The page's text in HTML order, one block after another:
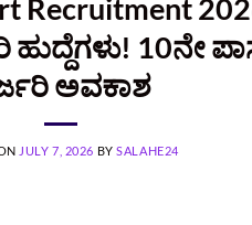
Recruitment
ಹುದ್ದೆಗಳು! 10ನೇ
ಅವಕಾಶ
JULY 7, 2026 BYSALAHE24